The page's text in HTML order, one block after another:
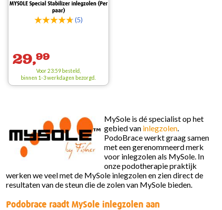
MYSOLE Special Stabilizer inlegzolen (Per
paar)
(5)
29,99
Voor 23:59 besteld,
binnen 1-3 werkdagen bezorgd.
MySole is dé specialist op het
gebied van inlegzolen.
PodoBrace werkt graag samen
met een gerenommeerd merk
voor inlegzolen als MySole. In
onze podotherapie praktijk
werken we veel met de MySole inlegzolenen zien direct de
resultaten van de steun die de zolen van MySole bieden.
Podobrace raadt MySole inlegzolen aan